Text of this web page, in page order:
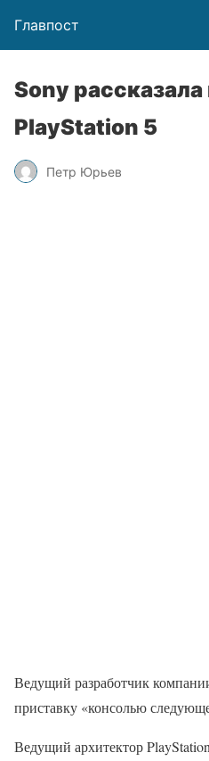
Главпост
Sony
PlayStation 5
Петр Юрьев
Ведущий разработчик
приставку «консолью
Ведущий архитектор